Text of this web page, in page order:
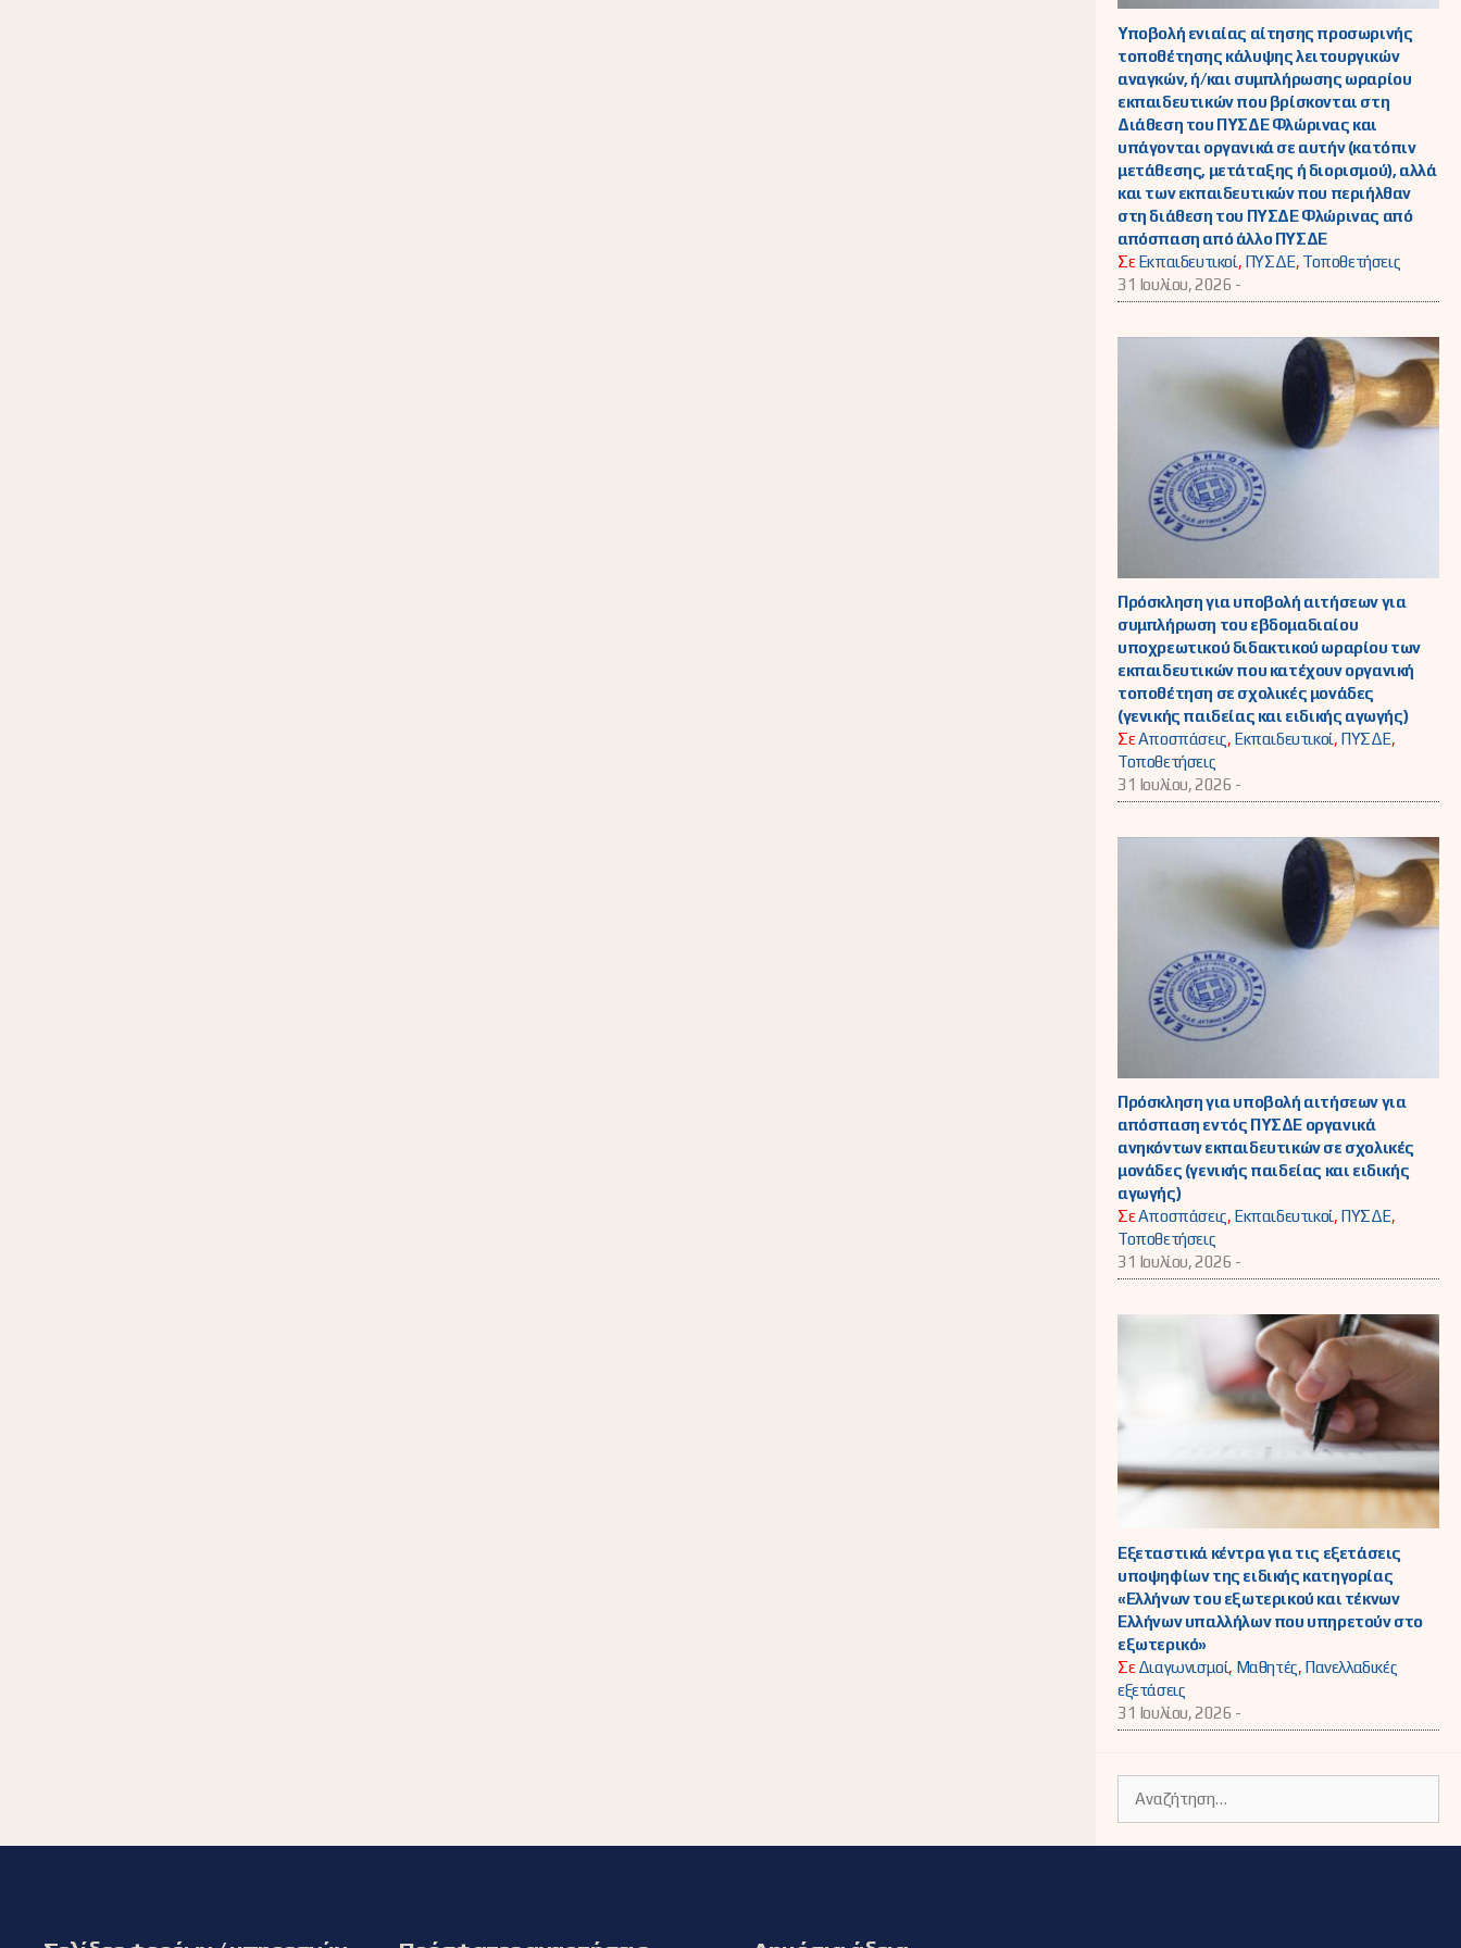
Υποβολή ενιαίας αίτησης προσωρινής
τοποθέτησης κάλυψης λειτουργικών
αναγκών, ή/και συμπλήρωσης ωραρίου
εκπαιδευτικών που βρίσκονται στη
Διάθεση του ΠΥΣΔΕ Φλώρινας και
υπάγονται οργανικά σε αυτήν (κατόπιν
μετάθεσης, μετάταξης ή διορισμού), αλλά
και των εκπαιδευτικών που περιήλθαν
στη διάθεση του ΠΥΣΔΕ Φλώρινας από
απόσπαση από άλλο ΠΥΣΔΕ
ΣεΕκπαιδευτικοί, ΠΥΣΔΕ, Τοποθετήσεις
31 Ιουλίου, 2026 -
Πρόσκληση για υποβολή αιτήσεων για
συμπλήρωση του εβδομαδιαίου
υποχρεωτικού διδακτικού ωραρίου των
εκπαιδευτικών που κατέχουν οργανική
τοποθέτηση σε σχολικές μονάδες
(γενικής παιδείας και ειδικής αγωγής)
ΣεΑποσπάσεις, Εκπαιδευτικοί, ΠΥΣΔΕ,
Τοποθετήσεις
31 Ιουλίου, 2026 -
Πρόσκληση για υποβολή αιτήσεων για
απόσπαση εντός ΠΥΣΔΕ οργανικά
ανηκόντων εκπαιδευτικών σε σχολικές
μονάδες (γενικής παιδείας και ειδικής
αγωγής)
ΣεΑποσπάσεις, Εκπαιδευτικοί, ΠΥΣΔΕ,
Τοποθετήσεις
31 Ιουλίου, 2026 -
Εξεταστικά κέντρα για τις εξετάσεις
υποψηφίων της ειδικής κατηγορίας
«Ελλήνων του εξωτερικού και τέκνων
Ελλήνων υπαλλήλων που υπηρετούν στο
εξωτερικό»
ΣεΔιαγωνισμοί, Μαθητές, Πανελλαδικές
εξετάσεις
31 Ιουλίου, 2026 -
για: